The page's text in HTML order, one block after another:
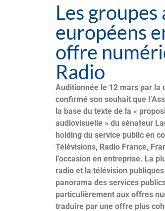
Les
européens
offre
Radio
Auditionnée le 12 mars par la
confirmé son souhait que
la base du texte de la «
audiovisuelle » du sénateur
holding du service public en
Télévisions, Radio France,
l’occasion en entreprise. La
radio et la télévision
panorama des services
particulièrement aux offres
traduire par une offre plus